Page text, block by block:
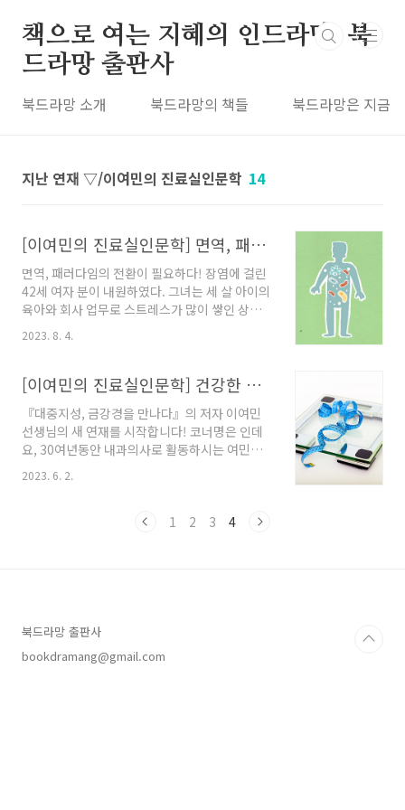
책으로 여는 지혜의 인드라망, 북
드라망 출판사
북드라망 소개 북드라망의 책들 북드라망은 지금
지난 연재 ▽/이여민의 진료실인문학 14
[이여민의 진료실인문학] 면역, 패러다임의 전환이 필요하다!
면역, 패러다임의 전환이 필요하다! 장염에 걸린
42세 여자 분이 내원하였다. 그녀는 세 살 아이의
육아와 회사 업무로 스트레스가 많이 쌓인 상태
였다. 그래서 잠을 못 자고 소화도 제대로 되지 않
는다고 했다. 아침에 환자의 딸이 어린이집에 가
다. 그녀는 또 자신의 장염이 아이에게 전염되는
자니 아이와 엄마가 서로를 걱정하는 마음이 감
동이었다. 그렇지만 나는 장염은 공기를 통해 전
파되지 않아 아이는 무사하다고 환자를 안심시켰
다. 장염은 대부분 대변을 통해 옮기니 손을 잘 씻
다고 생각한다. 공기 청정기, 살균 소독기는 기본
2023. 8. 4.
[이여민의 진료실인문학] 건강한 다이어트!
『대중지성, 금강경을 만나다』의 저자 이여민
선생님의 새 연재를 시작합니다! 코너명은 인데
요, 30여년동안 내과의사로 활동하시는 여민샘
의 진료실 일상을 들여다보실 수 있답니다. 의사
이면서 꾸준히 인문학을 공부해오신 여민샘의 진
욱 궁금해집니다! 앞으로 많은 관심 부탁드립니
2023. 6. 2.
1 2 3 4
북드라망 출판사
bookdramang@gmail.com